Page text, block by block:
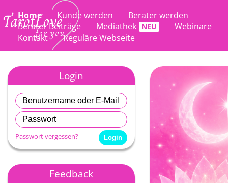
Home Kunde werden
Berater werden
Berater Beiträge
Mediathek
Webinare
Kontakt
Reguläre Webseite
Login
Passwort vergessen?
Feedback